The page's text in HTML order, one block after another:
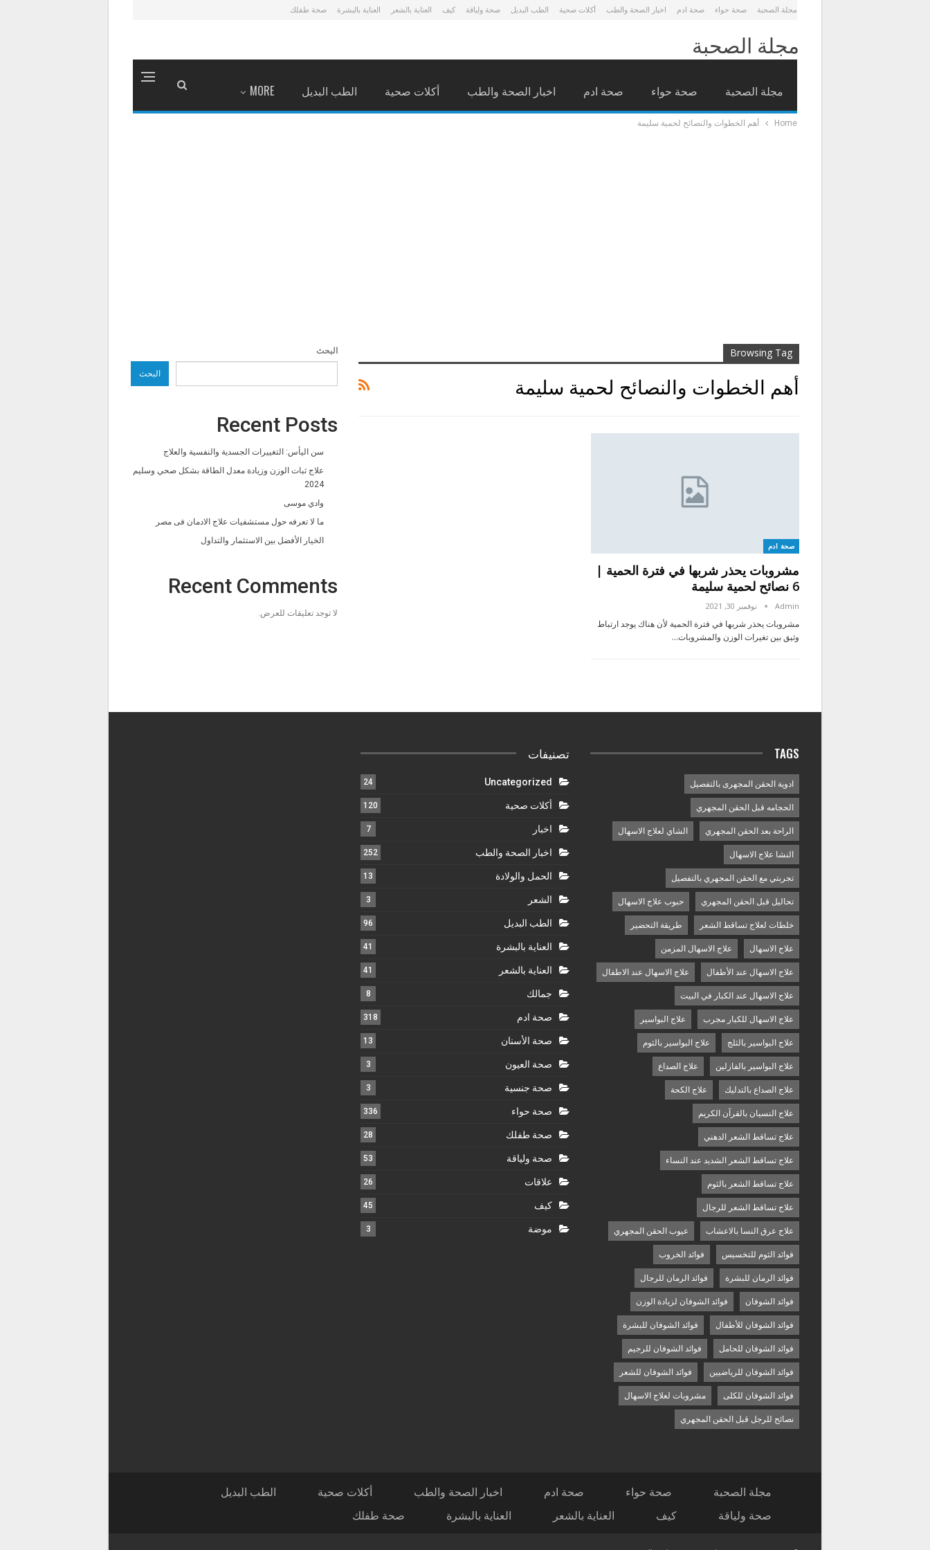
مجلة الصحبة صحة حواء صحة ادم اخبار الصحة والطب أكلات صحية الطب البديل صحة ولياقة كيف العناية بالشعر العناية بالبشرة صحة طفلك
مجلة الصحبة
مجلة الصحبة صحة حواء صحة ادم اخبار الصحة والطب أكلات صحية الطب البديل MORE
Home أهم الخطوات والنصائح لحمية سليمة
Browsing Tag
أهم الخطوات والنصائح لحمية سليمة
صحة ادم
مشروبات يحذر شربها في فترة الحمية |
6 نصائح لحمية سليمة
Admin نوفمبر 30, 2021
مشروبات يحذر شربها في فترة الحمية لأن هناك يوجد ارتباط
وثيق بين تغيرات الوزن والمشروبات…
البحث
البحث
Recent Posts
سن اليأس: التغييرات الجسدية والنفسية والعلاج
علاج ثبات الوزن وزيادة معدل الطاقة بشكل صحي وسليم
2024
وادي موسى
ما لا تعرفه حول مستشفيات علاج الادمان فى مصر
الخيار الأفضل بين الاستثمار والتداول
Recent Comments
لا توجد تعليقات للعرض.
TAGS
ادوية الحقن المجهرى بالتفصيل
الحجامه قبل الحقن المجهري
الراحة بعد الحقن المجهري الشاي لعلاج الاسهال
النشا علاج الاسهال
تجربتي مع الحقن المجهري بالتفصيل
تحاليل قبل الحقن المجهري حبوب علاج الاسهال
خلطات لعلاج تساقط الشعر طريقة التحضير
علاج الاسهال علاج الاسهال المزمن
علاج الاسهال عند الأطفال علاج الاسهال عند الاطفال
علاج الاسهال عند الكبار في البيت
علاج الاسهال للكبار مجرب علاج البواسير
علاج البواسير بالثلج علاج البواسير بالثوم
علاج البواسير بالفازلين علاج الصداع
علاج الصداع بالتدليك علاج الكحة
علاج النسيان بالقرآن الكريم
علاج تساقط الشعر الدهني
علاج تساقط الشعر الشديد عند النساء
علاج تساقط الشعر بالثوم
علاج تساقط الشعر للرجال
علاج عرق النسا بالاعشاب عيوب الحقن المجهري
فوائد الثوم للتخسيس فوائد الخروب
فوائد الرمان للبشرة فوائد الرمان للرجال
فوائد الشوفان فوائد الشوفان لزيادة الوزن
فوائد الشوفان للأطفال فوائد الشوفان للبشرة
فوائد الشوفان للحامل فوائد الشوفان للرجيم
فوائد الشوفان للرياضيين فوائد الشوفان للشعر
فوائد الشوفان للكلى مشروبات لعلاج الاسهال
نصائح للرجل قبل الحقن المجهري
تصنيفات
Uncategorized
24
أكلات صحية 120
اخبار 7
اخبار الصحة والطب 252
الحمل والولادة 13
الشعر 3
الطب البديل 96
العناية بالبشرة 41
العناية بالشعر 41
جمالك 8
صحة ادم 318
صحة الأسنان 13
صحة العيون 3
صحة جنسية 3
صحة حواء 336
صحة طفلك 28
صحة ولياقة 53
علاقات 26
كيف 45
موضة 3
مجلة الصحبة صحة حواء صحة ادم اخبار الصحة والطب أكلات صحية
الطب البديل
صحة ولياقة
كيف العناية بالشعر العناية بالبشرة صحة طفلك